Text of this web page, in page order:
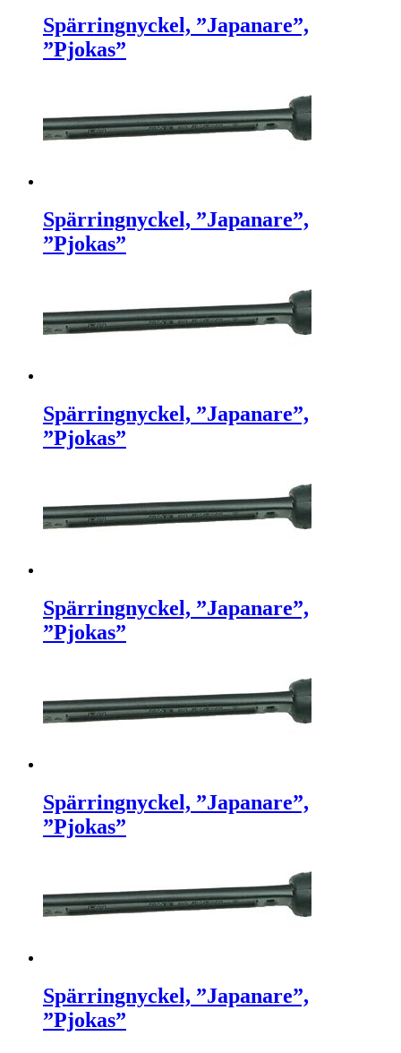
Spärringnyckel, ”Japanare”,
”Pjokas”
Spärringnyckel, ”Japanare”,
”Pjokas”
Spärringnyckel, ”Japanare”,
”Pjokas”
Spärringnyckel, ”Japanare”,
”Pjokas”
Spärringnyckel, ”Japanare”,
”Pjokas”
Spärringnyckel, ”Japanare”,
”Pjokas”